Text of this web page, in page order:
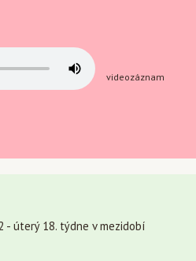
videozáznam
- úterý 18. týdne v mezidobí